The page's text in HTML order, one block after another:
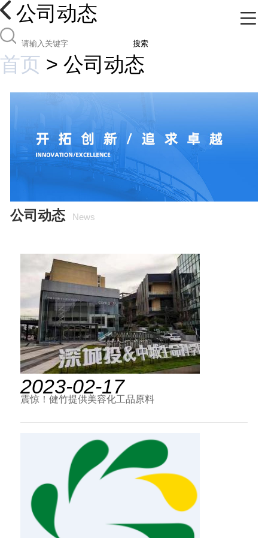
公司动态
搜索
首页 > 公司动态
公司动态 News
2023-02-17
震惊！健竹提供美容化工品原料